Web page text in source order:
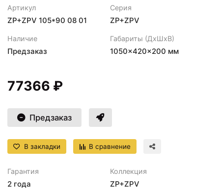
Артикул
ZP+ZPV 105*90 08 01
Серия
ZP+ZPV
Наличие
Предзаказ
Габариты (ДхШхВ)
1050×420×200 мм
77366 ₽
Предзаказ
В закладки В сравнение
Гарантия
2 года
Коллекция
ZP+ZPV